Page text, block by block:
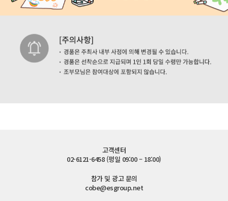
고객센터
02-6121-6458 (평일 09:00 – 18:00)
참가 및 광고 문의
cobe@esgroup.net